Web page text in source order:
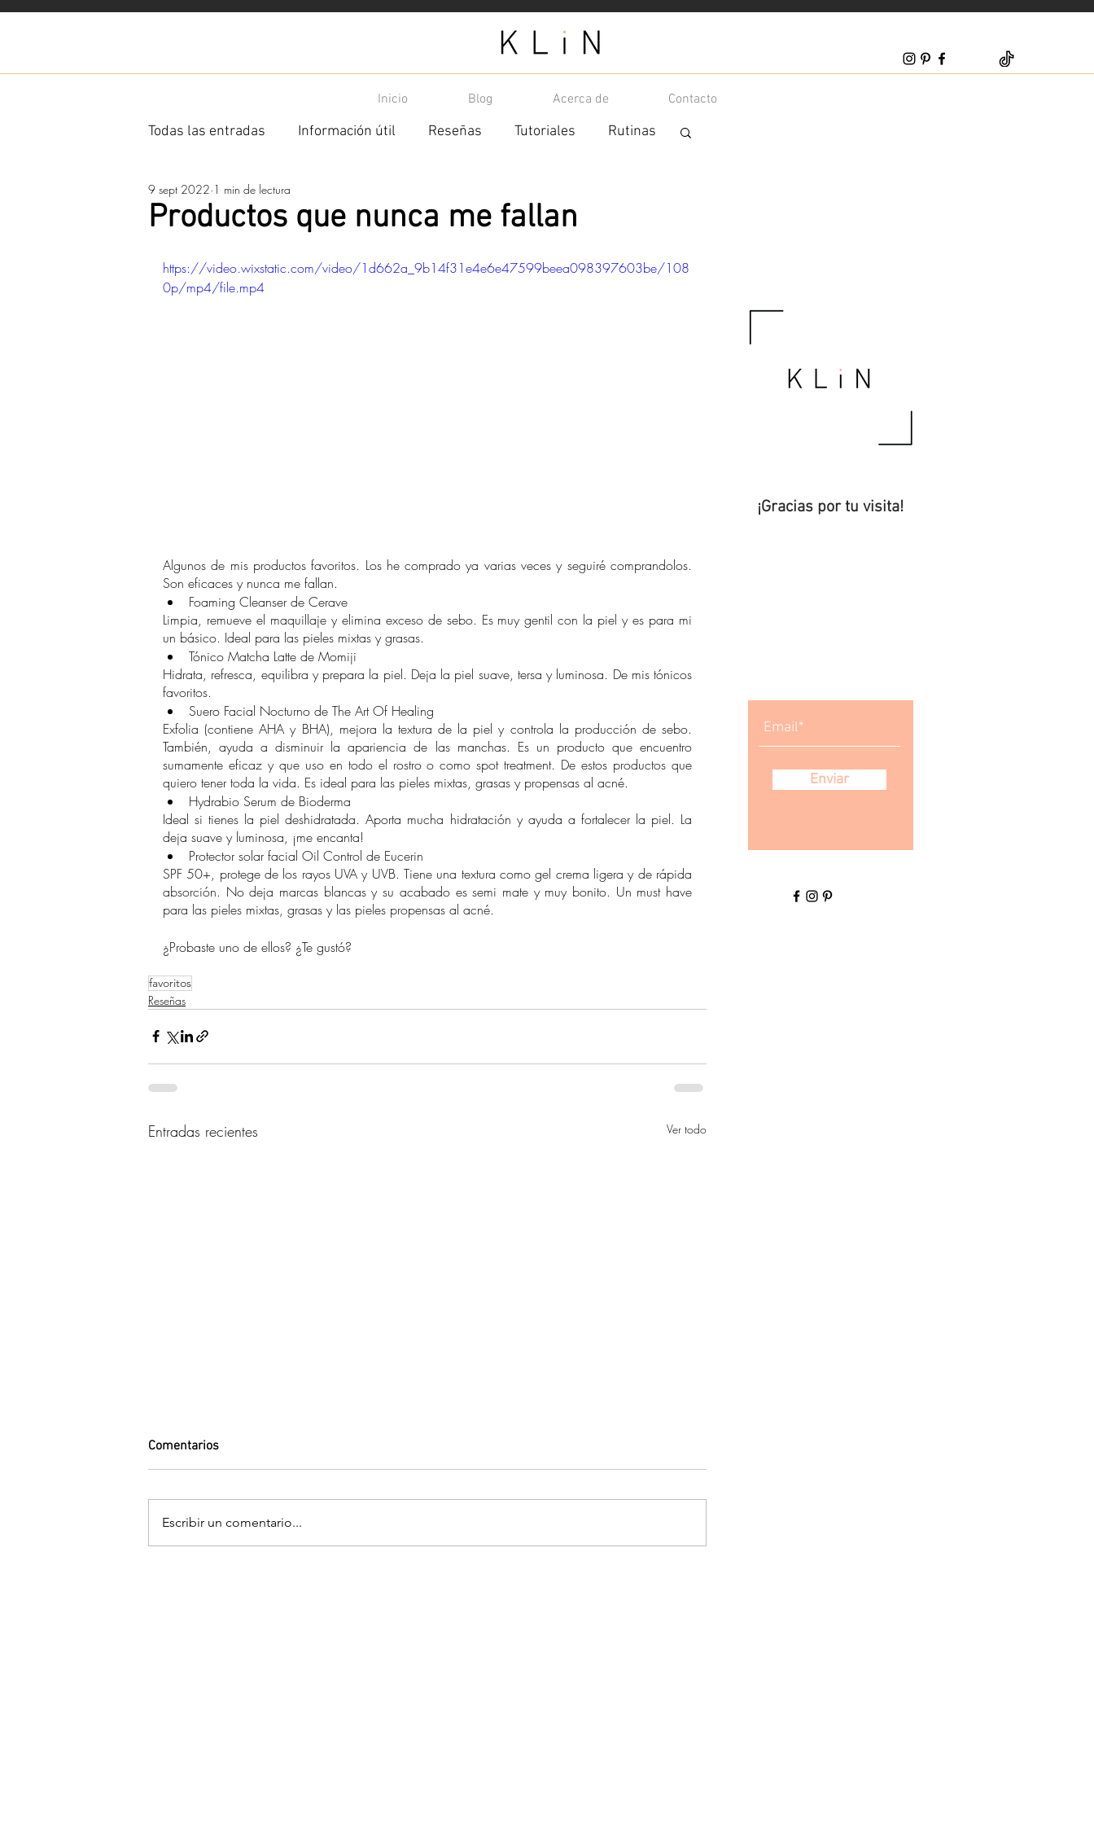
Inicio Blog Acerca de Contacto
Todas las entradas Información útil Reseñas Tutoriales Rutinas
Ingredientes
Productos que nunca me fallan
9 sept 2022 1 min de lectura
https://video.wixstatic.com/video/1d662a_9b14f31e4e6e47599beea098397603be/108
0p/mp4/file.mp4
Algunos de mis productos favoritos. Los he comprado ya varias veces y seguiré comprandolos.
Son eficaces y nunca me fallan.
Foaming Cleanser de Cerave
Limpia, remueve el maquillaje y elimina exceso de sebo. Es muy gentil con la piel y es para mi
un básico. Ideal para las pieles mixtas y grasas.
Tónico Matcha Latte de Momiji
Hidrata, refresca, equilibra y prepara la piel. Deja la piel suave, tersa y luminosa. De mis tónicos
favoritos.
Suero Facial Nocturno de The Art Of Healing
Exfolia (contiene AHA y BHA), mejora la textura de la piel y controla la producción de sebo.
También, ayuda a disminuir la apariencia de las manchas. Es un producto que encuentro
sumamente eficaz y que uso en todo el rostro o como spot treatment. De estos productos que
quiero tener toda la vida. Es ideal para las pieles mixtas, grasas y propensas al acné.
Hydrabio Serum de Bioderma
Ideal si tienes la piel deshidratada. Aporta mucha hidratación y ayuda a fortalecer la piel. La
deja suave y luminosa, ¡me encanta!
Protector solar facial Oil Control de Eucerin
SPF 50+, protege de los rayos UVA y UVB. Tiene una textura como gel crema ligera y de rápida
absorción. No deja marcas blancas y su acabado es semi mate y muy bonito. Un must have
para las pieles mixtas, grasas y las pieles propensas al acné.
¿Probaste uno de ellos? ¿Te gustó?
favoritos
Reseñas
Entradas recientes Ver todo
Comentarios
Escribir un comentario...
¡Gracias por tu visita!
Enviar